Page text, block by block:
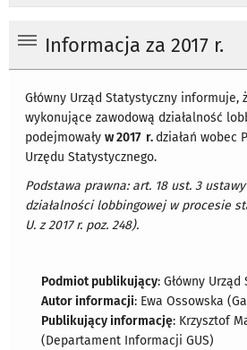
Informacja za 2017 r.
Główny Urząd Statystyczny informuje,
wykonujące zawodową działalność
podejmowaływ 2017 r. działań wobec
Urzędu Statystycznego.
Podstawa prawna: art. 18 ust. 3
działalności lobbingowej w procesie
U. z 2017 r. poz. 248).
Podmiot publikujący: Główny
Autor informacji: Ewa Ossowska
Publikujący informację: Krzysztof
(Departament Informacji GUS)